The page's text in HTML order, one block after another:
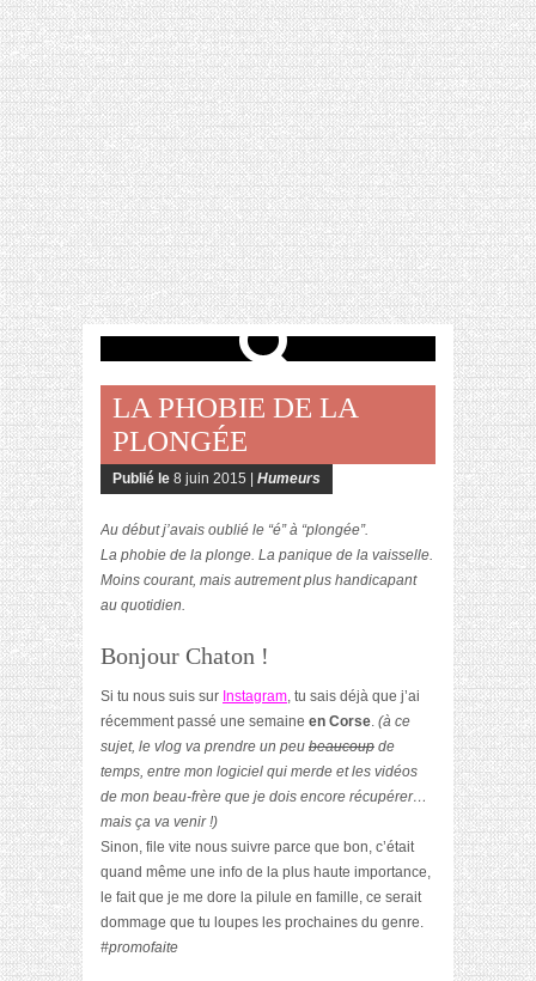
[VIDÉO] HELLOFRESH #34 : IDÉES
RECETTES RISOTTO
LA PHOBIE DE LA
PLONGÉE
Publié le 8 juin 2015 | Humeurs
Au début j’avais oublié le “é” à “plongée”.
La phobie de la plonge. La panique de la vaisselle.
Moins courant, mais autrement plus handicapant
au quotidien.
Bonjour Chaton !
Si tu nous suis sur Instagram, tu sais déjà que j’ai
récemment passé une semaine en Corse. (à ce
sujet, le vlog va prendre un peu beaucoup de
temps, entre mon logiciel qui merde et les vidéos
de mon beau-frère que je dois encore récupérer…
mais ça va venir !)
Sinon, file vite nous suivre parce que bon, c’était
quand même une info de la plus haute importance,
le fait que je me dore la pilule en famille, ce serait
dommage que tu loupes les prochaines du genre.
#promofaite